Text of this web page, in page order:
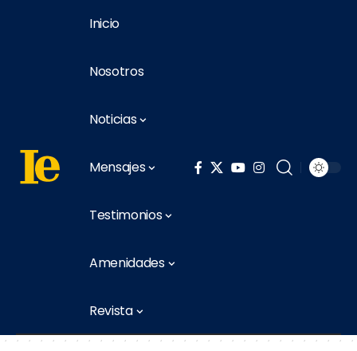
Inicio
Nosotros
Noticias
Mensajes
Testimonios
Amenidades
Revista